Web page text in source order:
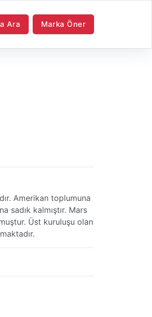
Ara Marka Öner
Amerikan toplumuna
sadık kalmıştır. Mars
Üst kuruluşu olan